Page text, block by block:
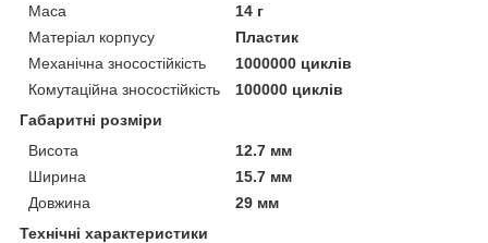
Маса
14 г
Матеріал корпусу
Пластик
Механічна зносостійкість
1000000 циклів
Комутаційна зносостійкість
100000 циклів
Габаритні розміри
Висота
12.7 мм
Ширина
15.7 мм
Довжина
29 мм
Технічні характеристики